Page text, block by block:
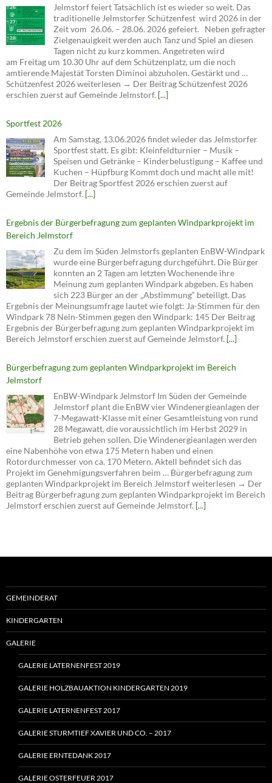
Jelmstorf feiert Tatsächlich ist es wieder so weit. Das
traditionelle Jelmstorfer Schützenfest wird 2026 in der
Zeit vom 26.06. – 28.06. 2026 gefeiert. Neben gefragter
Zielgenauigkeit werden auch Tanz und Spiel an diesen
Tagen nicht zu kurz kommen. Angetreten wird
am Freitag um 10.30 Uhr auf dem Schützenplatz, um die noch
amtierende Majestät Torsten Diminoi abzuholen. Gestärkt und …
Schützenfest 2026 weiterlesen → Der Beitrag Schützenfest 2026
erschien zuerst auf Gemeinde Jelmstorf. [...]
Sportfest 2026
Am Samstag, 13.06.2026 findet wieder das Jelmstorfer
Sportfest statt. Es gibt: Kleinfeldturnier – Musik –
Speisen und Getränke – Kinderbelustigung – Kaffee und
Kuchen – Hüpfburg Kommt doch und macht alle mit!
Der Beitrag Sportfest 2026 erschien zuerst auf
Gemeinde Jelmstorf. [...]
Ergebnis der Bürgerbefragung zum geplanten Windparkprojekt im
Bereich Jelmstorf
Zu dem im Süden Jelmstorfs geplanten EnBW-Windpark
wurde eine Bürgerbefragung durchgeführt. Die Bürger
konnten an 2 Tagen am letzten Wochenende ihre
Meinung zum geplanten Windpark abgeben. Es haben
sich 223 Bürger an der „Abstimmung“ beteiligt. Das
Ergebnis der Meinungsumfrage lautet wie folgt: Ja-Stimmen für den
Windpark 78 Nein-Stimmen gegen den Windpark: 145 Der Beitrag
Ergebnis der Bürgerbefragung zum geplanten Windparkprojekt im
Bereich Jelmstorf erschien zuerst auf Gemeinde Jelmstorf. [...]
Bürgerbefragung zum geplanten Windparkprojekt im Bereich
Jelmstorf
EnBW-Windpark Jelmstorf Im Süden der Gemeinde
Jelmstorf plant die EnBW vier Windenergieanlagen der
7-Megawatt-Klasse mit einer Gesamtleistung von rund
28 Megawatt, die voraussichtlich im Herbst 2029 in
Betrieb gehen sollen. Die Windenergieanlagen werden
eine Nabenhöhe von etwa 175 Metern haben und einen
Rotordurchmesser von ca. 170 Metern. Aktell befindet sich das
Projekt im Genehmigungsverfahren beim … Bürgerbefragung zum
geplanten Windparkprojekt im Bereich Jelmstorf weiterlesen → Der
Beitrag Bürgerbefragung zum geplanten Windparkprojekt im Bereich
Jelmstorf erschien zuerst auf Gemeinde Jelmstorf. [...]
GEMEINDERAT
KINDERGARTEN
GALERIE
GALERIE LATERNENFEST 2019
GALERIE HOLZBAUAKTION KINDERGARTEN 2019
GALERIE LATERNENFEST 2017
GALERIE STURMTIEF XAVIER UND CO. – 2017
GALERIE ERNTEDANK 2017
GALERIE OSTERFEUER 2017